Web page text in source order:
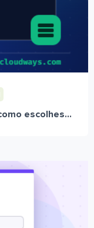
escolhes...